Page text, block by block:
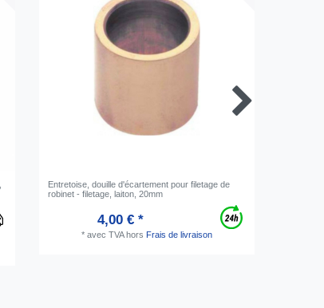
Entretoise, douille d'écartement pour filetage de
robinet - filetage, laiton, 20mm
4,00 € *
* avec TVAhors Frais de livraison